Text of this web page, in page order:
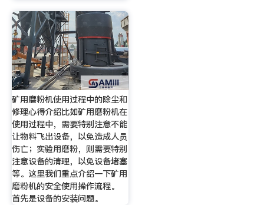
矿用磨粉机使用过程中的除尘和
修理心得介绍比如矿用磨粉机在
使用过程中，需要特别注意不能
让物料飞出设备，以免造成人员
伤亡；实验用磨粉，则需要特别
注意设备的清理，以免设备堵塞
等。这里我们重点介绍一下矿用
磨粉机的安全使用操作流程。
首先是设备的安装问题。